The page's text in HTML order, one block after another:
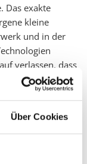
Über Cookies
Das exakte
kleine
und in der
verlassen, dass
durch
Zustand ist.
der
sind wir in